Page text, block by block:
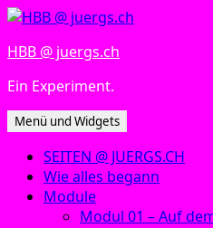
Zum
springen
HBB @ juergs.ch
Ein Experiment.
Menü und Widgets
SEITEN @ JUERGS.CH
Wie alles begann
Module
Modul 01 – Auf